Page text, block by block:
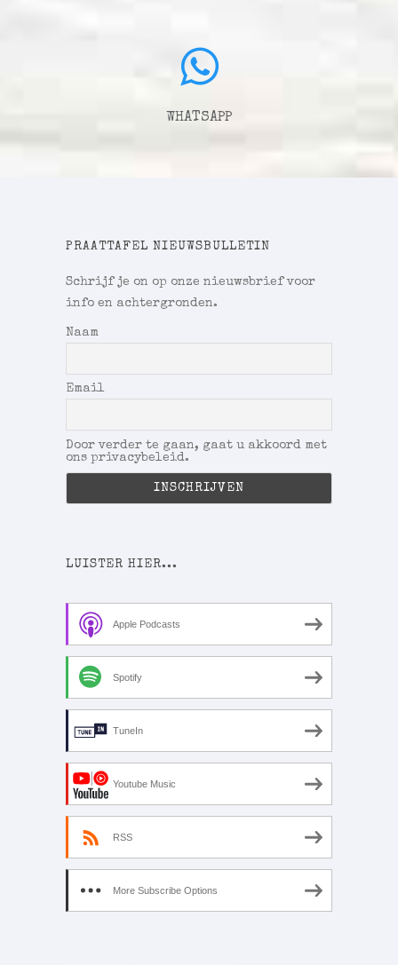
WHATSAPP
PRAATTAFEL NIEUWSBULLETIN
Schrijf je on op onze nieuwsbrief voor
info en achtergronden.
Naam
Email
Door verder te gaan, gaat u akkoord met
ons privacybeleid.
LUISTER HIER...
Apple Podcasts
Spotify
TuneIn
Youtube Music
RSS
More Subscribe Options